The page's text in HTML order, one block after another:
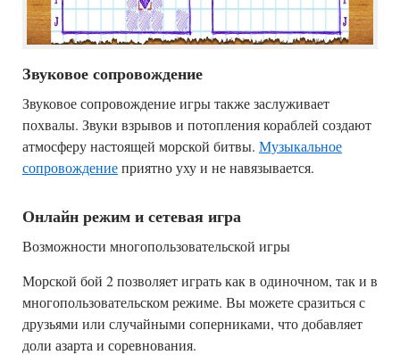
Звуковое сопровождение
Звуковое сопровождение игры также заслуживает
похвалы. Звуки взрывов и потопления кораблей создают
атмосферу настоящей морской битвы. Музыкальное
сопровождениеприятно уху и не навязывается.
Онлайн режим и сетевая игра
Возможности многопользовательской игры
Морской бой 2 позволяет играть как в одиночном, так и в
многопользовательском режиме. Вы можете сразиться с
друзьями или случайными соперниками, что добавляет
доли азарта и соревнования.